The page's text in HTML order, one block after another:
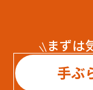
まずは
手ぶ